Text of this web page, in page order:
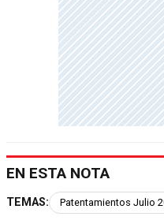
EN ESTA NOTA
TEMAS: Patentamientos Julio